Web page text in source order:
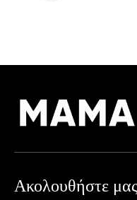
Ακολουθήστε